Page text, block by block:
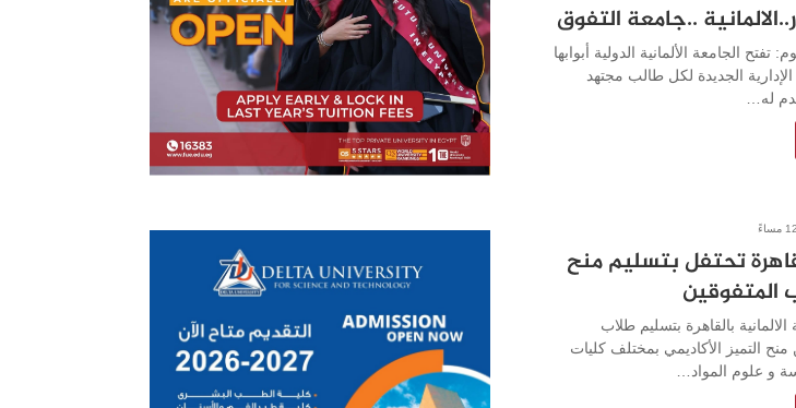
..جامعة التفوق
تفتح الجامعة الألمانية الدولية أبوابها
الجديدة لكل طالب مجتهد
له…
تحتفل بتسليم منح
المتفوقين
بالقاهرة بتسليم طلاب
منح التميز الأكاديمي بمختلف كليات
و علوم المواد…